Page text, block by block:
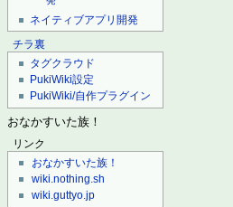
ネイティブアプリ開発
チラ裏
タグクラウド
PukiWiki設定
PukiWiki/自作プラグイン
おなかすいた族！
リンク
おなかすいた族！
wiki.nothing.sh
wiki.guttyo.jp